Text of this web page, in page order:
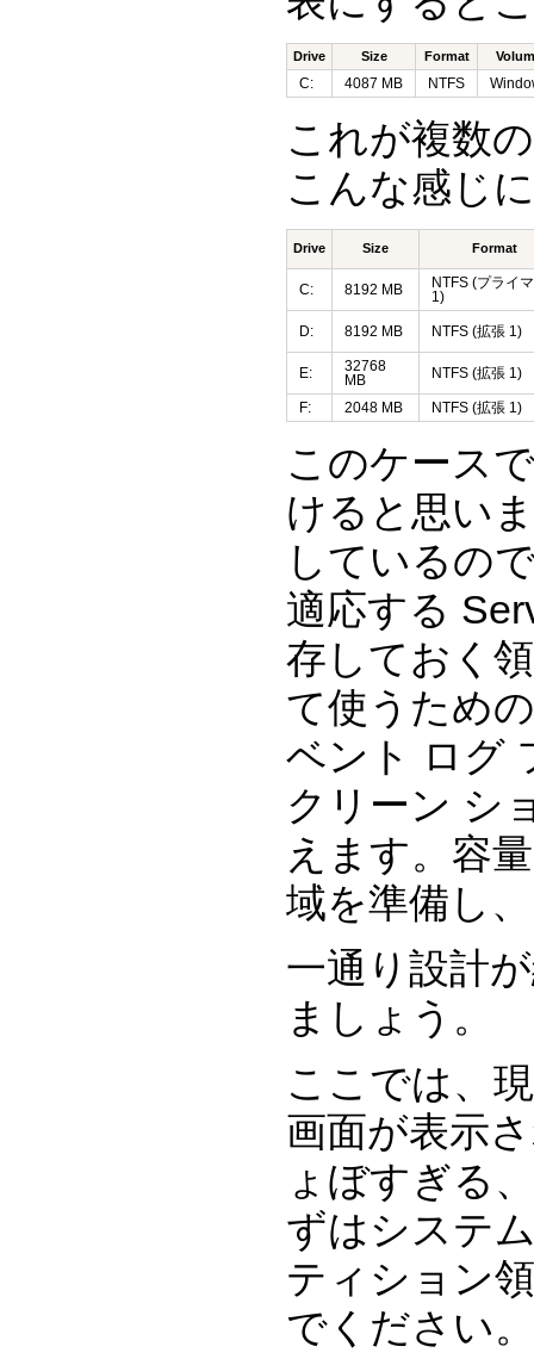
Drive Size Format
C: 4087 MB NTFS
これが複数
こんな感じ
Drive Size Format
C: 8192 MB
NTFS (プライ
1)
D: 8192 MB NTFS (拡張 1)
E:
32768
MB
NTFS (拡張 1)
F: 2048 MB NTFS (拡張 1)
このケース
けると思い
しているの
適応する
存しておく
て使うため
ベント ログ
クリーン シ
えます。容
域を準備し
一通り設計
ましょう。
ここでは、
画面が表示
ょぼすぎる
ずはシステ
ティション
でください。